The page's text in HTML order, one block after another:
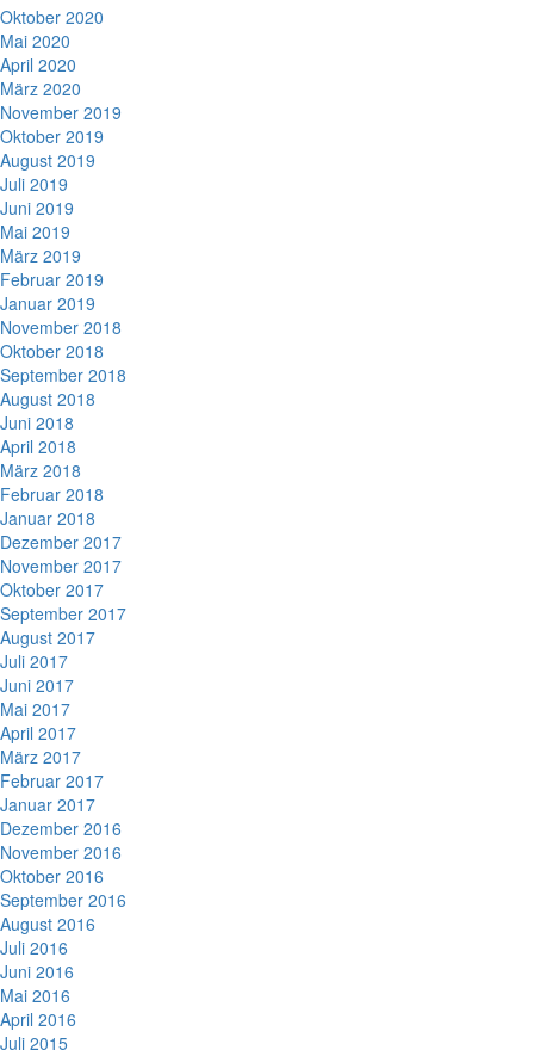
Oktober 2020
Mai 2020
April 2020
März 2020
November 2019
Oktober 2019
August 2019
Juli 2019
Juni 2019
Mai 2019
März 2019
Februar 2019
Januar 2019
November 2018
Oktober 2018
September 2018
August 2018
Juni 2018
April 2018
März 2018
Februar 2018
Januar 2018
Dezember 2017
November 2017
Oktober 2017
September 2017
August 2017
Juli 2017
Juni 2017
Mai 2017
April 2017
März 2017
Februar 2017
Januar 2017
Dezember 2016
November 2016
Oktober 2016
September 2016
August 2016
Juli 2016
Juni 2016
Mai 2016
April 2016
Juli 2015